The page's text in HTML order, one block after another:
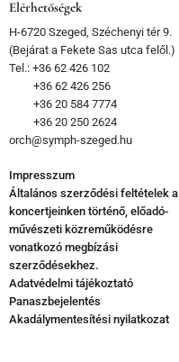
Elérhetőségek
H-6720 Szeged, Széchenyi tér 9.
(Bejárat a Fekete Sas utca felől.)
Tel.: +36 62 426 102
+36 62 426 256
+36 20 584 7774
+36 20 250 2624
orch@symph-szeged.hu
Impresszum
Általános szerződési feltételek a
koncertjeinken történő, előadó-
művészeti közreműködésre
vonatkozó megbízási
szerződésekhez.
Adatvédelmi tájékoztató
Panaszbejelentés
Akadálymentesítési nyilatkozat